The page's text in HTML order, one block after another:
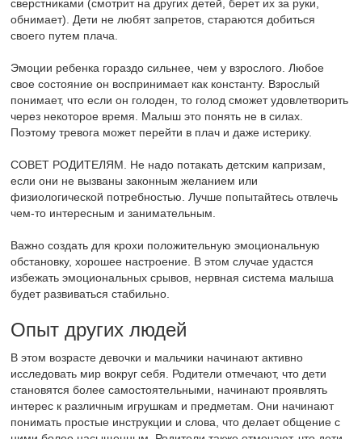
сверстниками (смотрит на других детей, берет их за руки,
обнимает). Дети не любят запретов, стараются добиться
своего путем плача.
Эмоции ребенка гораздо сильнее, чем у взрослого. Любое
свое состояние он воспринимает как константу. Взрослый
понимает, что если он голоден, то голод сможет удовлетворить
через некоторое время. Малыш это понять не в силах.
Поэтому тревога может перейти в плач и даже истерику.
СОВЕТ РОДИТЕЛЯМ. Не надо потакать детским капризам,
если они не вызваны законным желанием или
физиологической потребностью. Лучше попытайтесь отвлечь
чем-то интересным и занимательным.
Важно создать для крохи положительную эмоциональную
обстановку, хорошее настроение. В этом случае удастся
избежать эмоциональных срывов, нервная система малыша
будет развиваться стабильно.
Опыт других людей
В этом возрасте девочки и мальчики начинают активно
исследовать мир вокруг себя. Родители отмечают, что дети
становятся более самостоятельными, начинают проявлять
интерес к различным игрушкам и предметам. Они начинают
понимать простые инструкции и слова, что делает общение с